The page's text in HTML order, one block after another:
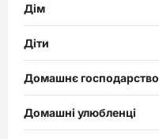
Дім
Діти
Домашнє господарство
Домашні улюбленці